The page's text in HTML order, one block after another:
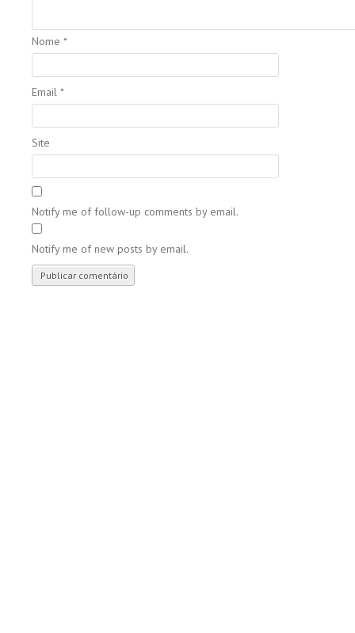
Nome *
Email *
Site
Notify me of follow-up comments by email.
Notify me of new posts by email.